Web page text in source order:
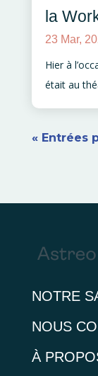
la
23 Mar,
Hier à
était au
« Entrées
NOTRE
NOUS
À